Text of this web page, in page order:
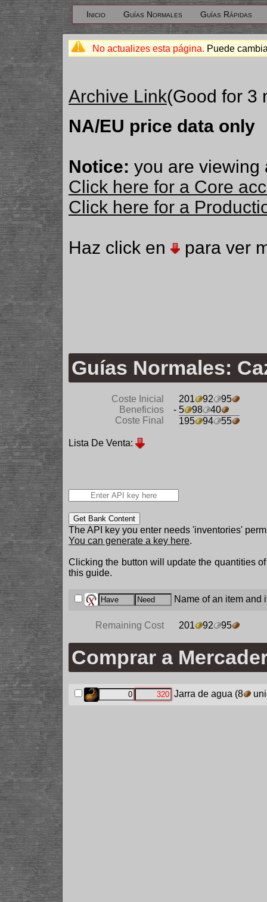
Inicio Guías Normales Guías Rápidas
No actualizes esta página. Puede
Archive Link(Good for 3
NA/EU price data only
Notice: you are viewing
Click here for a Core
Click here for a
Haz click en para ver
Guías Normales:
Coste Inicial 201 92
95
Beneficios
- 5 98
40
Coste Final
195 94 55
Lista De Venta:
Get Bank Content
The API key you enter needs 'inventories'
You can generate a key here.
Clicking the button will update the quantities
this guide.
Name of an item and
Remaining Cost 201 92 95
Comprar a
Jarra de agua (8